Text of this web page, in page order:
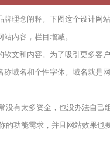
牌理念阐释。下图这个设计网
内容，栏目增减。
软文和内容。为了吸引更多客
称域名和个性字体。域名就是
没有太多资金，也没办法自
的功能需求，并且网站效果也